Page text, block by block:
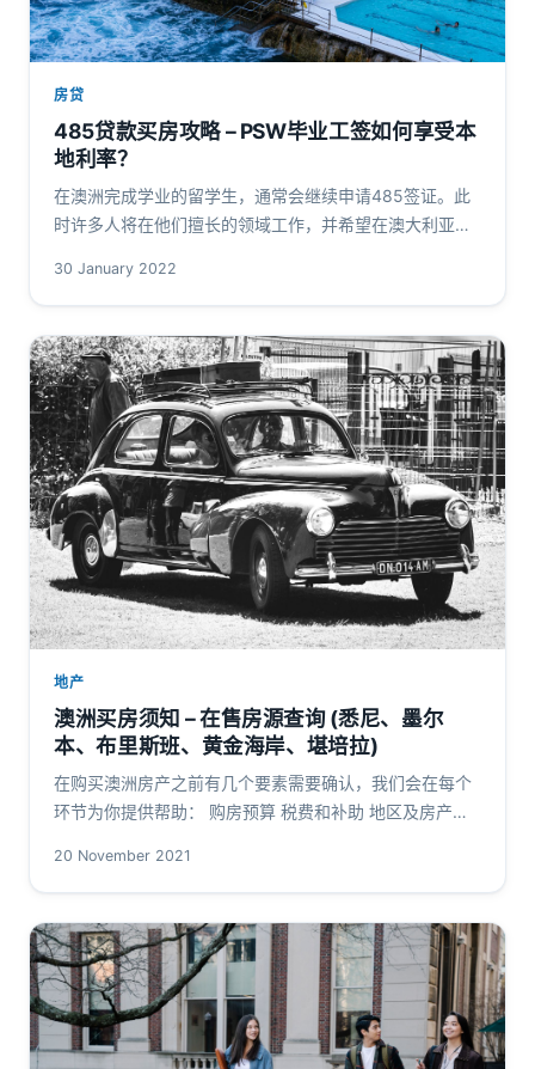
房贷
485贷款买房攻略 – PSW毕业工签如何享受本
地利率？
在澳洲完成学业的留学生，通常会继续申请485签证。此
时许多人将在他们擅长的领域工作，并希望在澳大利亚定
单独申请，或同其他临…
30 January 2022
地产
澳洲买房须知 – 在售房源查询 (悉尼、墨尔
本、布里斯班、黄金海岸、堪培拉)
在购买澳洲房产之前有几个要素需要确认，我们会在每个
环节为你提供帮助： 购房预算 税费和补助 地区及房产类
20 November 2021